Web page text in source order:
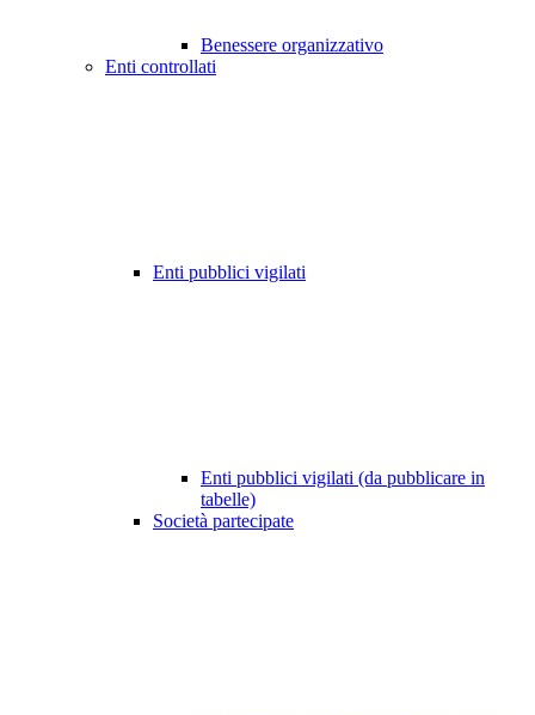
Benessere organizzativo
Enti controllati
Enti pubblici vigilati
Enti pubblici vigilati (da pubblicare in
tabelle)
Società partecipate